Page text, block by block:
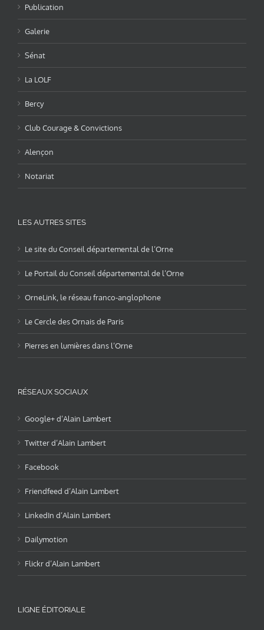
Publication
Galerie
Sénat
La LOLF
Bercy
Club Courage & Convictions
Alençon
Notariat
LES AUTRES SITES
Le site du Conseil départemental de l’Orne
Le Portail du Conseil départemental de l’Orne
OrneLink, le réseau franco-anglophone
Le Cercle des Ornais de Paris
Pierres en lumières dans l’Orne
RÉSEAUX SOCIAUX
Google+ d’Alain Lambert
Twitter d’Alain Lambert
Facebook
Friendfeed d’Alain Lambert
LinkedIn d’Alain Lambert
Dailymotion
Flickr d’Alain Lambert
LIGNE ÉDITORIALE